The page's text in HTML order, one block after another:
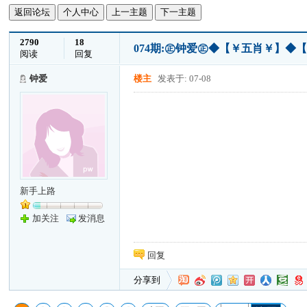
返回论坛 个人中心 上一主题 下一主题
2790
阅读
18
回复
074期:㊣钟爱㊣◆【￥五肖￥】◆【
钟爱
新手上路
加关注 发消息
楼主 发表于: 07-08
回复
分享到